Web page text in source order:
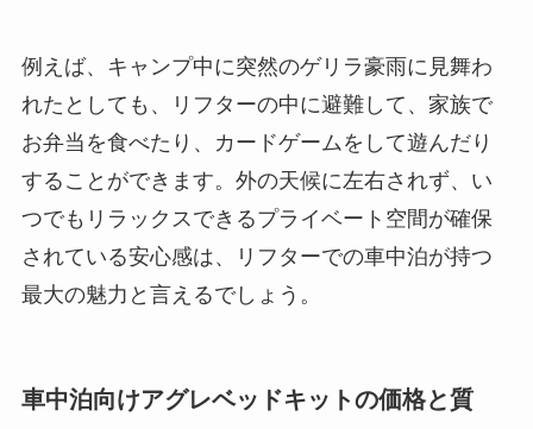
例えば、キャンプ中に突然のゲリラ豪雨に見舞わ
れたとしても、リフターの中に避難して、家族で
お弁当を食べたり、カードゲームをして遊んだり
することができます。外の天候に左右されず、い
つでもリラックスできるプライベート空間が確保
されている安心感は、リフターでの車中泊が持つ
最大の魅力と言えるでしょう。
車中泊向けアグレベッドキットの価格と質